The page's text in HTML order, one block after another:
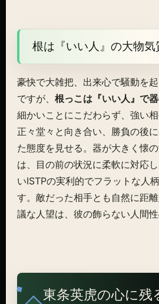
根は『いい人』の大物気
豪快で大雑把、出来心で騒動を
ですが、 根っこは『いい人』で
細かいことにこだわらず、強い
正々堂々と向き合い、勝負の後
た態度を見せる。器が大きく懐
は、目の前の状況に柔軟に対応
いISTPの実利的でフラットな人
す。敵だった相手とも自然に距
議な人望は、彼の飾らない人間性
東条英虎の心に残